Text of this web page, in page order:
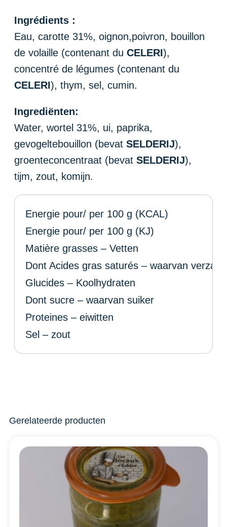
Ingrédients :
Eau, carotte 31%, oignon,poivron, bouillon
de volaille (contenant du CELERI),
concentré de légumes (contenant du
CELERI), thym, sel, cumin.
Ingrediënten:
Water, wortel 31%, ui, paprika,
gevogeltebouillon (bevat SELDERIJ),
groenteconcentraat (bevat SELDERIJ),
tijm, zout, komijn.
Energie pour/ per 100 g (KCAL)
Energie pour/ per 100 g (KJ)
Matière grasses – Vetten
Dont Acides gras saturés – waarvan
Glucides – Koolhydraten
Dont sucre – waarvan suiker
Proteines – eiwitten
Sel – zout
Gerelateerde producten